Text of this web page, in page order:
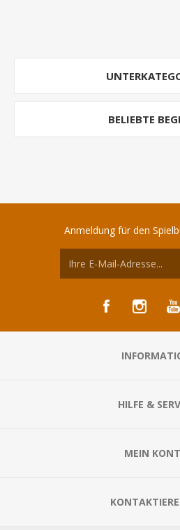
BELIEBTE
Anmeldung für den
HILFE &
MEIN